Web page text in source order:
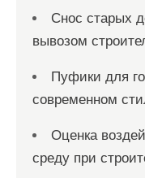
Снос старых
вывозом
Пуфики для
современном
Оценка
среду при